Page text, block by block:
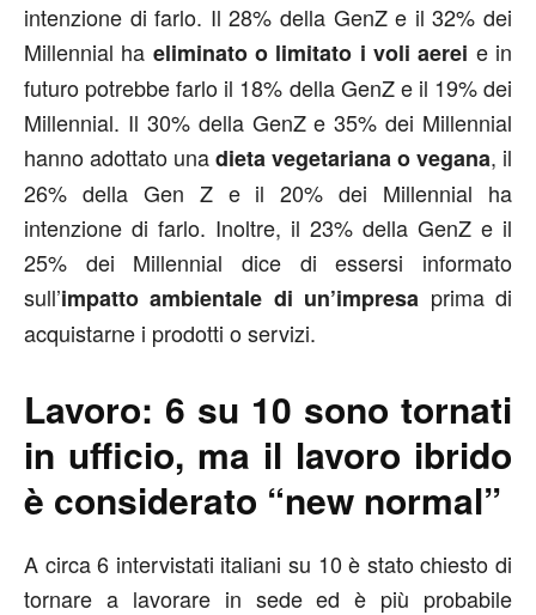
intenzione di farlo. Il 28% della GenZ e il 32% dei
Millennial ha eliminato o limitato i voli aerei e in
futuro potrebbe farlo il 18% della GenZ e il 19% dei
Millennial. Il 30% della GenZ e 35% dei Millennial
hanno adottato unadieta vegetariana o vegana, il
26% della Gen Z e il 20% dei Millennial ha
intenzione di farlo. Inoltre, il 23% della GenZ e il
25% dei Millennial dice di essersi informato
sull’impatto ambientale di un’impresa prima di
acquistarne i prodotti o servizi.
Lavoro: 6 su 10 sono tornati
in ufficio, ma il lavoro ibrido
è considerato “new normal”
A circa 6 intervistati italiani su 10 è stato chiesto di
tornare a lavorare in sede ed è più probabile